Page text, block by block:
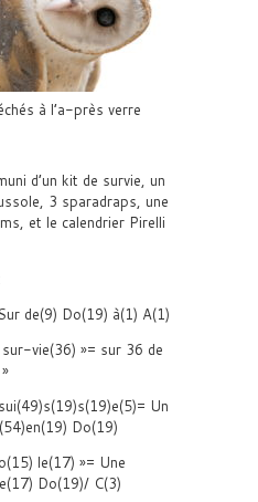
à l’a-près verre
d’un kit de survie, un
3 sparadraps, une
et le calendrier Pirelli
de(9) Do(19) à(1) A(1)
vie(36) »= sur 36 de
Un
Do(19)
le(17) »= Une
Do(19)/ C(3)